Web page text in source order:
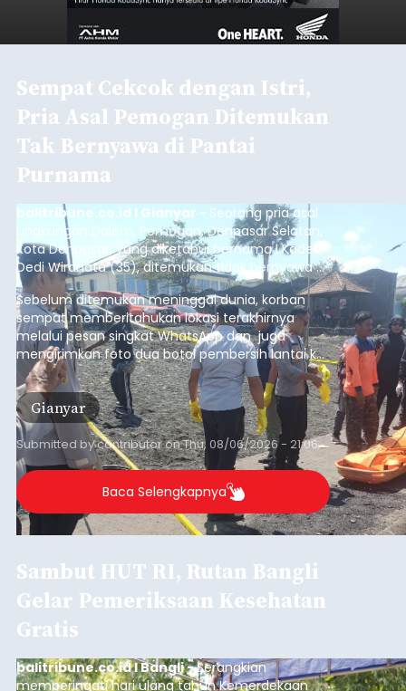
Sempat Cekcok dengan Istri,
Pria Asal Pemogan Ditemukan
Tak Bernyawa di Pantai
Purnama
balitribune.co.id I Gianyar - Seorang pria asal
Lingkungan Dalem, Pemogan, Denpasar Selatan,
Kota Denpasar, yang diketahui bernama I Kadek
Dedi Wiranata (35), ditemukan tidak bernyawa di
pesisir Pantai Purnama, Sukawati.
Sebelum ditemukan meninggal dunia, korban
sempat memberitahukan lokasi terakhirnya
melalui pesan singkat WhatsApp dan juga
mengirimkan foto dua botol pembersih lantai ke
istrinya.
Gianyar
Submitted bycontributoronThu, 08/06/2026 - 21:06
Baca Selengkapnya
Sambut HUT RI, Rutan Bangli
Gelar Pemeriksaan Kesehatan
Gratis
balitribune.co.id I Bangli -Serangkian
memperingati hari ulang tahun Kemerdekaan